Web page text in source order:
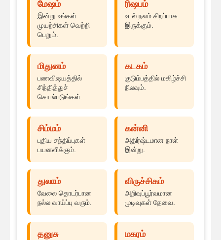
மேஷம்
இன்று உங்கள்
முயற்சிகள் வெற்றி
பெறும்.
ரிஷபம்
உடல் நலம் சிறப்பாக
இருக்கும்.
மிதுனம்
பணவிஷயத்தில்
சிந்தித்துச்
செயல்படுங்கள்.
கடகம்
குடும்பத்தில் மகிழ்ச்சி
நிலவும்.
சிம்மம்
புதிய சந்திப்புகள்
பயனளிக்கும்.
கன்னி
அதிர்ஷ்டமான நாள்
இன்று.
துலாம்
வேலை தொடர்பான
நல்ல வாய்ப்பு வரும்.
விருச்சிகம்
அறிவுப்பூர்வமான
முடிவுகள் தேவை.
தனுசு மகரம்